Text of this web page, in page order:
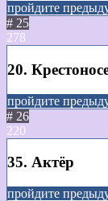
пройдите
# 25
278
20.
пройдите
# 26
220
35. Актёр
пройдите